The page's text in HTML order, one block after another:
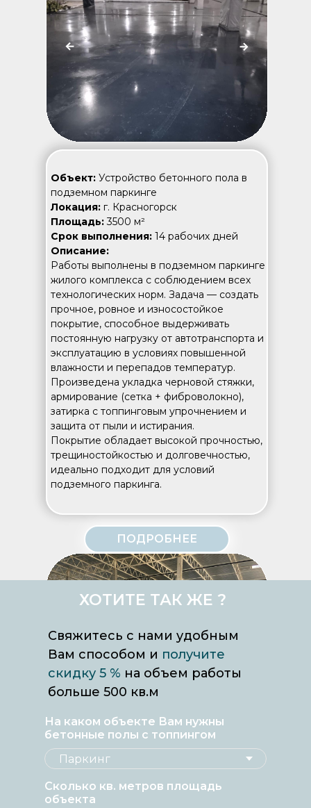
Объект: Устройство бетонного пола в
подземном паркинге
Локация: г. Красногорск
Площадь:3500 м²
Срок выполнения: 14 рабочих дней
Описание:
Работы выполнены в подземном паркинге
жилого комплекса с соблюдением всех
технологических норм. Задача — создать
прочное, ровное и износостойкое
покрытие, способное выдерживать
постоянную нагрузку от автотранспорта и
эксплуатацию в условиях повышенной
влажности и перепадов температур.
Произведена укладка черновой стяжки,
армирование (сетка + фиброволокно),
затирка с топпинговым упрочнением и
защита от пыли и истирания.
Покрытие обладает высокой прочностью,
трещиностойкостью и долговечностью,
идеально подходит для условий
подземного паркинга.
ПОДРОБНЕЕ
Объект:Бетонные полы в складском
комплексе
Локация: п. Гжель
На каком объекте Вам нужны
бетонные полы с топпингом
Сколько кв. метров площадь
объекта
Свяжитесь с нами удобным
Вам способом и получите
скидку 5 % на объем работы
больше 500 кв.м
ХОТИТЕ ТАК ЖЕ ?